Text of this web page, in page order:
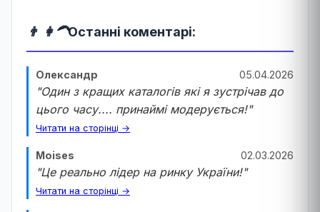
👨 👩‍🦱Останні коментарі:
Олександр 05.04.2026
"Один з кращих каталогів які я зустрічав до
цього часу.... принаймі модерується!"
Читати на сторінці →
Moises 02.03.2026
"Це реально лідер на ринку України!"
Читати на сторінці →